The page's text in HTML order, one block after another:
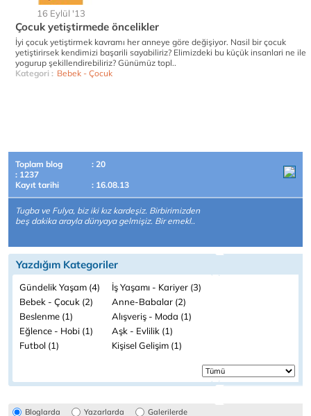
16 Eylül '13
Çocuk yetiştirmede öncelikler
İyi çocuk yetiştirmek kavramı her anneye göre değişiyor. Nasil bir çocuk
yetiştirirsek kendimizi başarili sayabiliriz? Elimizdeki bu küçük insanlari ne ile
yogurup şekillendirebiliriz? Günümüz topl..
Kategori : Bebek - Çocuk
Toplam blog
: 20
: 1237
Kayıt tarihi
: 16.08.13
Tugba ve Fulya, biz iki kız kardeşiz. Birbirimizden
beş dakika arayla dünyaya gelmişiz. Bir emekl..
Yazdığım Kategoriler
Gündelik Yaşam (4)
İş Yaşamı - Kariyer (3)
Bebek - Çocuk (2)
Anne-Babalar (2)
Beslenme (1)
Alışveriş - Moda (1)
Eğlence - Hobi (1)
Aşk - Evlilik (1)
Futbol (1)
Kişisel Gelişim (1)
Bloglarda Yazarlarda Galerilerde